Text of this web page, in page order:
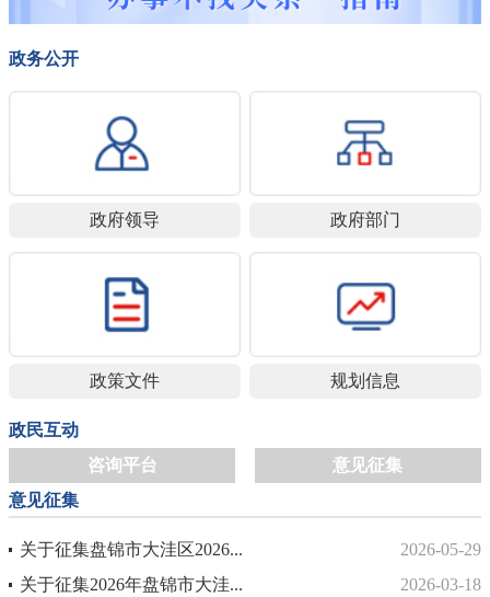
政务公开
政府领导 政府部门
政策文件 规划信息
政民互动
咨询平台
意见征集
意见征集
关于征集盘锦市大洼区2026...
2026-05-29
关于征集2026年盘锦市大洼...
2026-03-18